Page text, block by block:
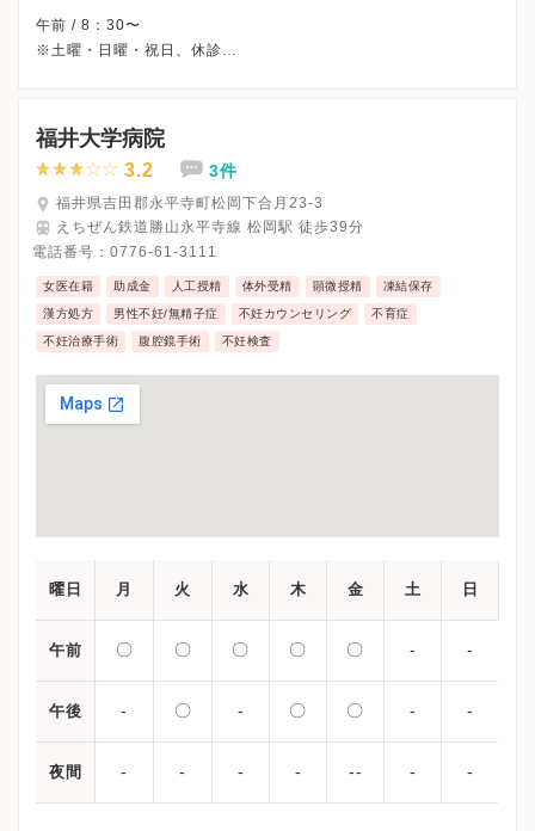
午前 / 8：30〜
※土曜・日曜・祝日、休診
福井大学病院
3.2 3件
福井県吉田郡永平寺町松岡下合月23-3
えちぜん鉄道勝山永平寺線 松岡駅 徒歩39分
電話番号： 0776-61-3111
女医在籍 助成金 人工授精 体外受精 顕微授精 凍結保存
漢方処方 男性不妊/無精子症 不妊カウンセリング 不育症
不妊治療手術 腹腔鏡手術 不妊検査
曜日 月 火 水 木 金 土 日
午前 〇 〇 〇 〇 〇 - -
午後 - 〇 - 〇 〇 - -
夜間 - - - - -- - -